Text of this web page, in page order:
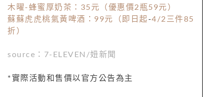
木曜-蜂蜜厚奶茶：35元（優惠價2瓶59元）
蘇蘇虎虎桃氣黃啤酒：99元（即日起-4/2三件85
折）
source ：7-ELEVEN /妞新聞
*實際活動和售價以官方公告為主